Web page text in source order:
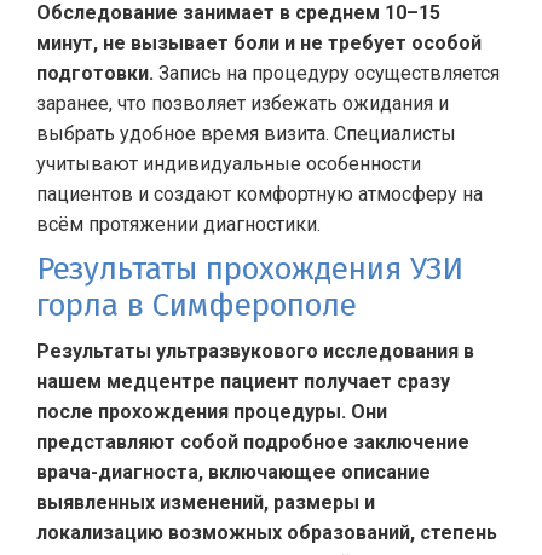
Обследование занимает в среднем 10–15
минут, не вызывает боли и не требует особой
подготовки. Запись на процедуру осуществляется
заранее, что позволяет избежать ожидания и
выбрать удобное время визита. Специалисты
учитывают индивидуальные особенности
пациентов и создают комфортную атмосферу на
всём протяжении диагностики.
Результаты прохождения УЗИ
горла в Симферополе
Результаты ультразвукового исследования в
нашем медцентре пациент получает сразу
после прохождения процедуры. Они
представляют собой подробное заключение
врача-диагноста, включающее описание
выявленных изменений, размеры и
локализацию возможных образований, степень